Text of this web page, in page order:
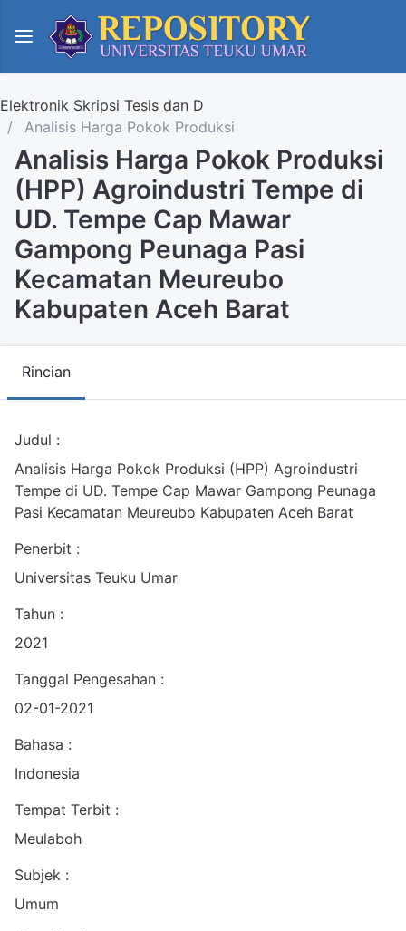
Elektronik Skripsi Tesis dan D
Analisis Harga Pokok Produksi
Analisis Harga Pokok Produksi
(HPP) Agroindustri Tempe di
UD. Tempe Cap Mawar
Gampong Peunaga Pasi
Kecamatan Meureubo
Kabupaten Aceh Barat
Rincian
Judul :
Analisis Harga Pokok Produksi (HPP) Agroindustri
Tempe di UD. Tempe Cap Mawar Gampong Peunaga
Pasi Kecamatan Meureubo Kabupaten Aceh Barat
Penerbit :
Universitas Teuku Umar
Tahun :
2021
Tanggal Pengesahan :
02-01-2021
Bahasa :
Indonesia
Tempat Terbit :
Meulaboh
Subjek :
Umum